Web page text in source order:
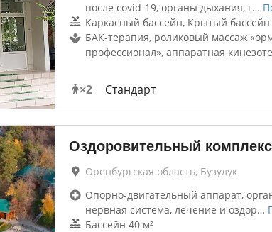
после covid-19, органы дыхания, г…
Каркасный бассейн, Крытый бассейн
БАК-терапия, роликовый массаж
профессионал», аппаратная
×2 Стандарт
Оздоровительный
Оренбургская область, Бузулук
Опорно-двигательный аппарат,
нервная система, лечение и оздор…
Бассейн 40 м²